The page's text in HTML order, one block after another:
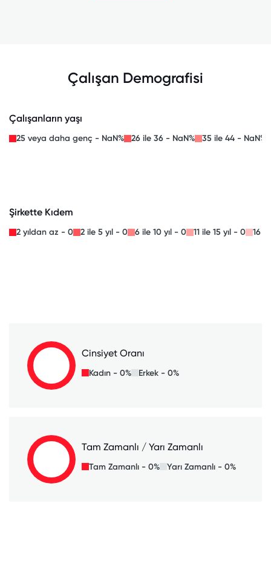
Çalışan Demografisi
Çalışanların yaşı
25 veya daha genç - NaN% 26 ile 36 - NaN% 35 ile 44 - NaN%
Şirkette Kıdem
2 yıldan az - 0 2 ile 5 yıl - 0 6 ile 10 yıl - 0 11 ile 15 yıl - 0 16
Cinsiyet Oranı
Kadın - 0% Erkek - 0%
Tam Zamanlı / Yarı Zamanlı
Tam Zamanlı - 0% Yarı Zamanlı - 0%